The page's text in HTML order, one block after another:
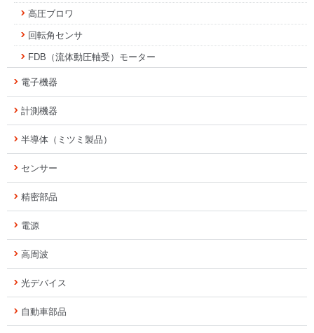
高圧ブロワ
回転角センサ
FDB（流体動圧軸受）モーター
電子機器
計測機器
半導体（ミツミ製品）
センサー
精密部品
電源
高周波
光デバイス
自動車部品